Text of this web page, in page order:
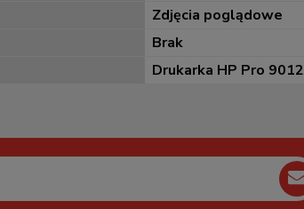
Zdjęcia poglądowe
Brak
Drukarka HP Pro 9012